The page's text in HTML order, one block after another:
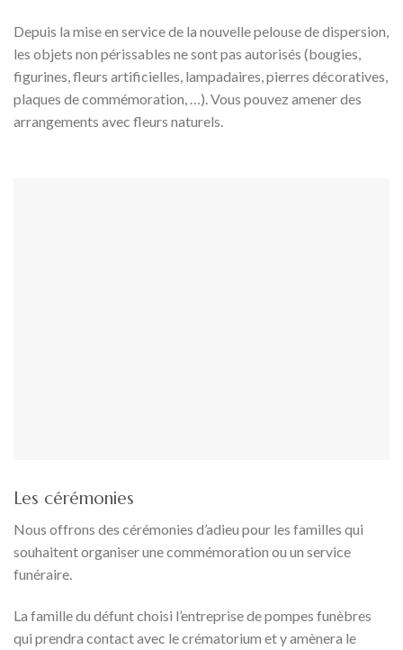
Depuis la mise en service de la nouvelle pelouse de dispersion,
les objets non périssables ne sont pas autorisés (bougies,
figurines, fleurs artificielles, lampadaires, pierres décoratives,
plaques de commémoration, …). Vous pouvez amener des
arrangements avec fleurs naturels.
Les cérémonies
Nous offrons des cérémonies d’adieu pour les familles qui
souhaitent organiser une commémoration ou un service
funéraire.
La famille du défunt choisi l’entreprise de pompes funèbres
qui prendra contact avec le crématorium et y amènera le